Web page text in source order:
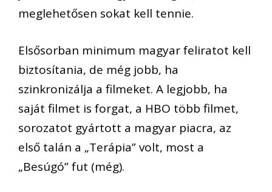
meglehetősen sokat kell tennie.
Elsősorban minimum magyar feliratot kell
biztosítania, de még jobb, ha
szinkronizálja a filmeket. A legjobb, ha
saját filmet is forgat, a HBO több filmet,
sorozatot gyártott a magyar piacra, az
első talán a „Terápia” volt, most a
„Besúgó” fut (még).